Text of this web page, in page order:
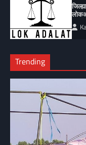
Trending